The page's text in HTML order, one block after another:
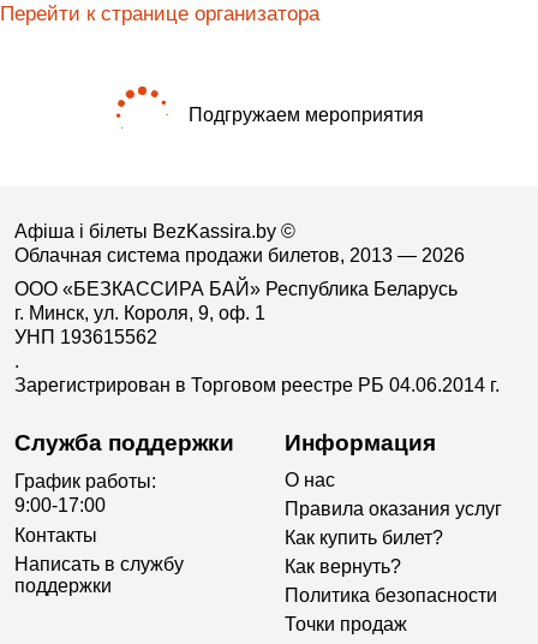
Перейти к странице организатора
Подгружаем мероприятия
Афіша і білеты BezKassira.by ©
Облачная система продажи билетов, 2013 — 2026
ООО «БЕЗКАССИРА БАЙ» Республика Беларусь
г. Минск, ул. Короля, 9, оф. 1
УНП 193615562
.
Зарегистрирован в Торговом реестре РБ 04.06.2014 г.
Служба поддержки
График работы:
9:00-17:00
Контакты
Написать в службу
поддержки
Информация
О нас
Правила оказания услуг
Как купить билет?
Как вернуть?
Политика безопасности
Точки продаж